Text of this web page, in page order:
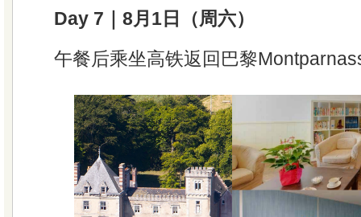
Day 7｜8月1日（周六）
午餐后乘坐高铁返回巴黎